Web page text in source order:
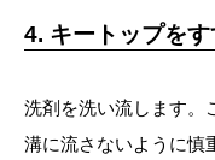
4. キートップをす
洗剤を洗い流します。
溝に流さないように慎